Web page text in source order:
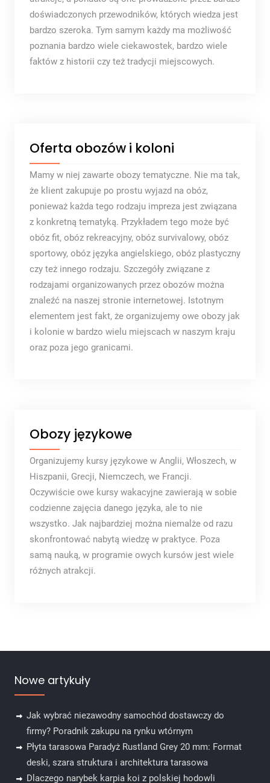
doświadczonych przewodników, których wiedza jest
bardzo szeroka. Tym samym każdy ma możliwość
poznania bardzo wiele ciekawostek, bardzo wiele
faktów z historii czy też tradycji miejscowych.
Oferta obozów i koloni
Mamy w niej zawarte obozy tematyczne. Nie ma tak,
że klient zakupuje po prostu wyjazd na obóz,
ponieważ każda tego rodzaju impreza jest związana
z konkretną tematyką. Przykładem tego może być
obóz fit, obóz rekreacyjny, obóz survivalowy, obóz
sportowy, obóz języka angielskiego, obóz plastyczny
czy też innego rodzaju. Szczegóły związane z
rodzajami organizowanych przez obozów można
znaleźć na naszej stronie internetowej. Istotnym
elementem jest fakt, że organizujemy owe obozy jak
i kolonie w bardzo wielu miejscach w naszym kraju
oraz poza jego granicami.
Obozy językowe
Organizujemy kursy językowe w Anglii, Włoszech, w
Hiszpanii, Grecji, Niemczech, we Francji.
Oczywiście owe kursy wakacyjne zawierają w sobie
codzienne zajęcia danego języka, ale to nie
wszystko. Jak najbardziej można niemalże od razu
skonfrontować nabytą wiedzę w praktyce. Poza
samą nauką, w programie owych kursów jest wiele
różnych atrakcji.
Nowe artykuły
Jak wybrać niezawodny samochód dostawczy do
firmy? Poradnik zakupu na rynku wtórnym
Płyta tarasowa Paradyż Rustland Grey 20 mm: Format
deski, szara struktura i architektura tarasowa
Dlaczego narybek karpia koi z polskiej hodowli